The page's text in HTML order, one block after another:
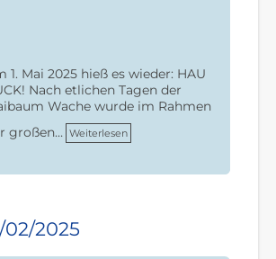
1. Mai 2025 hieß es wieder: HAU
Nach etlichen Tagen der
Wache wurde im Rahmen
großen… Weiterlesen
02/2025